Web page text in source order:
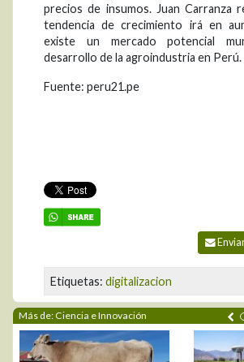
precios de insumos. Juan Carranza
tendencia de crecimiento irá en
existe un mercado potencial
desarrollo de la agroindustria en Perú.
Fuente: peru21.pe
Etiquetas: digitalizacion
Más de: Ciencia e Innovación